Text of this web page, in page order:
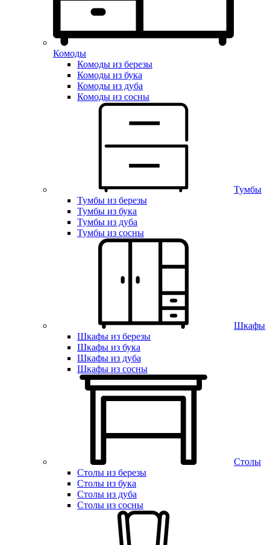
Комоды
Комоды из березы
Комоды из бука
Комоды из дуба
Комоды из сосны
Тумбы
Тумбы из березы
Тумбы из бука
Тумбы из дуба
Тумбы из сосны
Шкафы
Шкафы из березы
Шкафы из бука
Шкафы из дуба
Шкафы из сосны
Столы
Столы из березы
Столы из бука
Столы из дуба
Столы из сосны